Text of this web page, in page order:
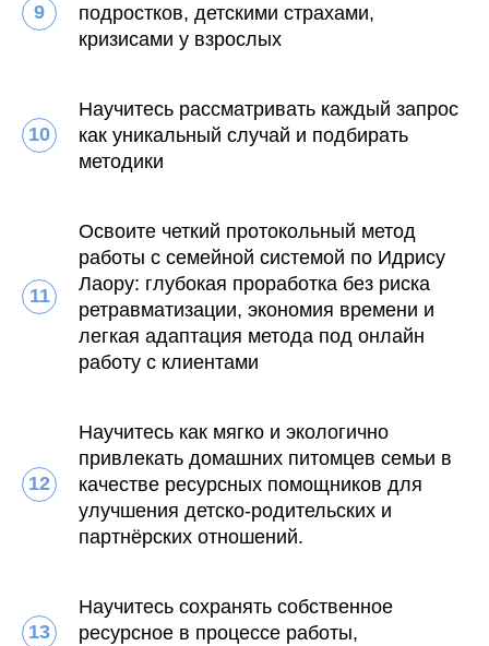
подростков, детскими страхами,
кризисами у взрослых
Научитесь рассматривать каждый запрос
как уникальный случай и подбирать
методики
Освоите четкий протокольный метод
работы с семейной системой по Идрису
Лаору: глубокая проработка без риска
ретравматизации, экономия времени и
легкая адаптация метода под онлайн
работу с клиентами
Научитесь как мягко и экологично
привлекать домашних питомцев семьи в
качестве ресурсных помощников для
улучшения детско-родительских и
партнёрских отношений.
Научитесь сохранять собственное
ресурсное в процессе работы,